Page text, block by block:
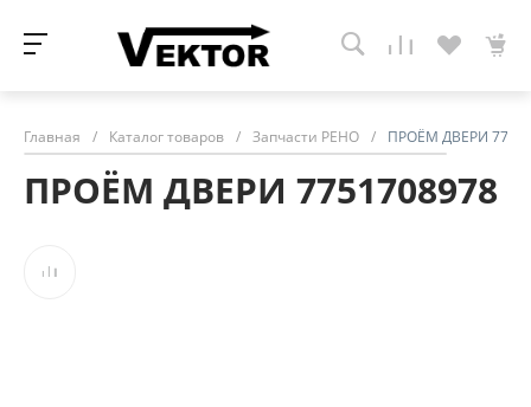
Главная / Каталог товаров / Запчасти РЕНО / ПРОЁМ ДВЕРИ
ПРОЁМ ДВЕРИ 7751708978